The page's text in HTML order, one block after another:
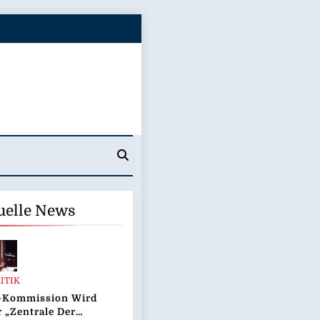
News
Kommission Wird
„Zentrale Der